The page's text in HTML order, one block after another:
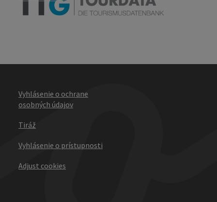
Vyhlásenie o ochrane
osobných údajov
Tiráž
Vyhlásenie o prístupnosti
Adjust cookies